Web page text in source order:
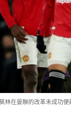
林在曼聯的改革未成功便